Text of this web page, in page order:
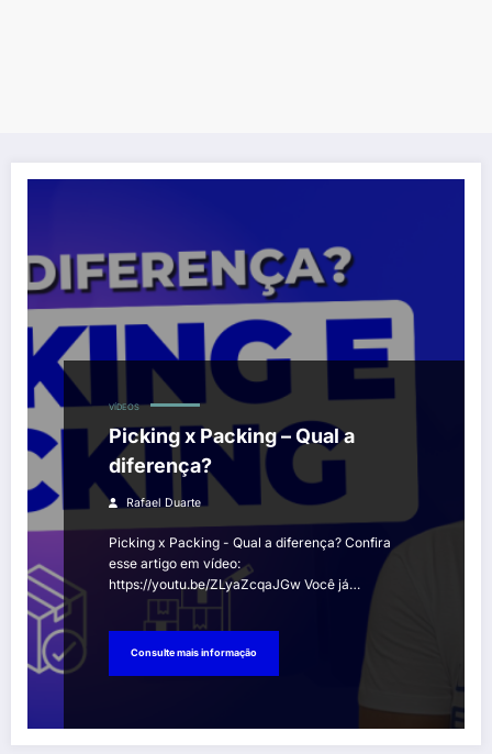
VÍDEOS
Picking x Packing – Qual a
diferença?
Rafael Duarte
Picking x Packing - Qual a diferença? Confira
esse artigo em vídeo:
https://youtu.be/ZLyaZcqaJGw Você já…
Consulte mais informação